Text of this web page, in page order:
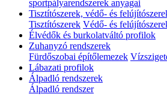
sportpályarendszerek anyagai
Tisztítószerek, védő- és
Tisztítószerek Védő- és
Élvédők és burkolatváltó profilok
Zuhanyzó rendszerek
Fürdőszobai építőlemezek
Lábazati profilok
Álpadló rendszerek
Álpadló rendszer